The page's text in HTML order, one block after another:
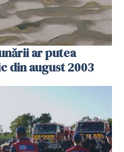
ar putea
din august 2003